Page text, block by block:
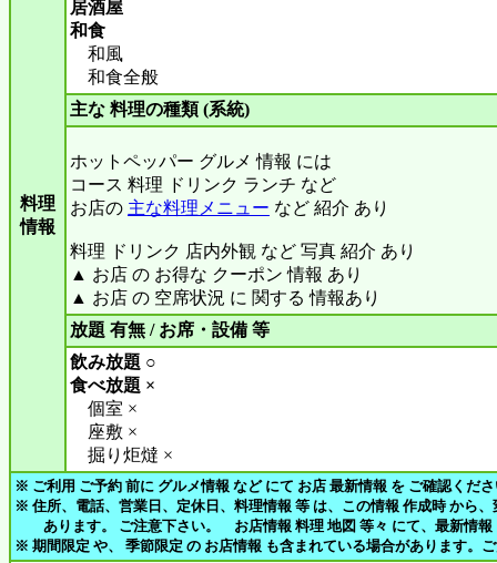
料理
情報
居酒屋
和食
和風
和食全般
主な 料理の種類 (系統)
ホットペッパー グルメ 情報 には
コース 料理 ドリンク ランチ など
お店の 主な料理メニュー など 紹介 あり
料理 ドリンク 店内外観 など 写真 紹介 あり
▲ お店 の お得な クーポン 情報 あり
▲ お店 の 空席状況 に 関する 情報あり
放題 有無 / お席・設備 等
飲み放題 ○
食べ放題 ×
個室 ×
座敷 ×
掘り炬燵 ×
※ ご利用 ご予約 前に グルメ情報 など にて お店 最新情報 を ご確認くだ
※ 住所、電話、営業日、定休日、料理情報 等 は、この情報 作成時 から
あります。 ご注意下さい。 お店情報 料理 地図 等々 にて、最新情報
※ 期間限定 や、 季節限定 の お店情報 も含まれている場合があります。